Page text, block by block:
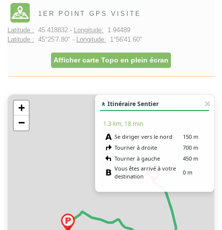
1ER POINT GPS VISITE
Latitude : 45.418832 - Longitude: 1.94489
Latitude : 45°25'7.80" - Longitude: 1°56'41.60"
Afficher carte Topo en plein écran
+
−
🚶 Itinéraire Sentier
1.3 km, 18 min
Se diriger vers le nord
150 m
Tourner à droite
700 m
Tourner à gauche
450 m
Vous êtes arrivé à votre
destination
0 m